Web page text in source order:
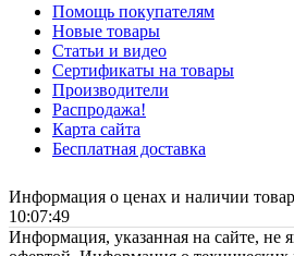
Помощь покупателям
Новые товары
Статьи и видео
Сертификаты на товары
Производители
Распродажа!
Карта сайта
Бесплатная доставка
Информация о ценах и наличии
10:07:49
Информация, указанная на сайте, не